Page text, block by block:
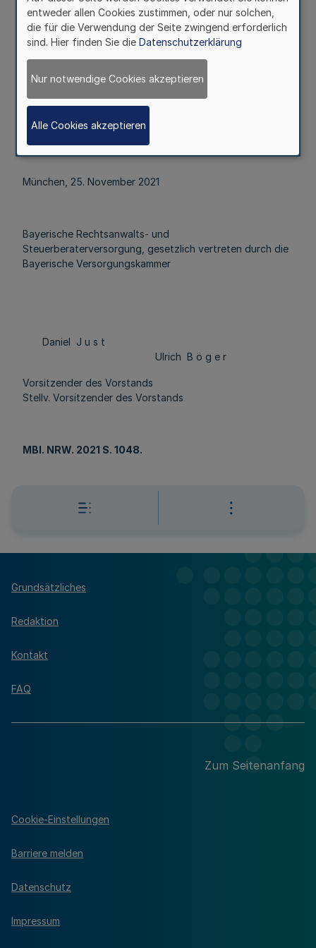
Steuerberaterversorgung vom 6. Dezember 1996, zuletzt
geändert durch Satzung vom 3. Dezember 2020 (MBl.
NRW. S. 876), durch Satzung vom 22. November 2021
bekannt. Das Ministerium der Finanzen des Landes
Nordrhein-Westfalen hat am 5. November 2021 sein
Benehmen zur Genehmigung der Satzungsänderung
erklärt.
München, 25. November 2021
Bayerische Rechtsanwalts- und
Steuerberaterversorgung, gesetzlich vertreten durch die
Bayerische Versorgungskammer
Daniel J u s t
Ulrich B ö g e r
Vorsitzender des Vorstands
Stellv. Vorsitzender des Vorstands
MBl. NRW. 2021 S. 1048.
Grundsätzliches
Redaktion
Kontakt
FAQ
Zum Seitenanfang
Cookie-Einstellungen
Barriere melden
Datenschutz
Impressum
entweder allen Cookies zustimmen, oder nur solchen,
die für die Verwendung der Seite zwingend erforderlich
sind. Hier finden Sie die Datenschutzerklärung
Nur notwendige Cookies akzeptieren
Alle Cookies akzeptieren